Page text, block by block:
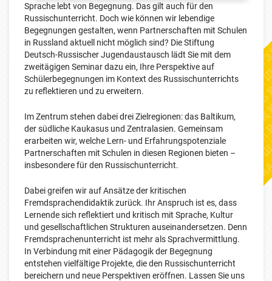
Sprache lebt von Begegnung. Das gilt auch für den
Russischunterricht. Doch wie können wir lebendige
Begegnungen gestalten, wenn Partnerschaften mit Schulen
in Russland aktuell nicht möglich sind? Die Stiftung
Deutsch-Russischer Jugendaustausch lädt Sie mit dem
zweitägigen Seminar dazu ein, Ihre Perspektive auf
Schülerbegegnungen im Kontext des Russischunterrichts
zu reflektieren und zu erweitern.
Im Zentrum stehen dabei drei Zielregionen: das Baltikum,
der südliche Kaukasus und Zentralasien. Gemeinsam
erarbeiten wir, welche Lern- und Erfahrungspotenziale
Partnerschaften mit Schulen in diesen Regionen bieten –
insbesondere für den Russischunterricht.
Dabei greifen wir auf Ansätze der kritischen
Fremdsprachendidaktik zurück. Ihr Anspruch ist es, dass
Lernende sich reflektiert und kritisch mit Sprache, Kultur
und gesellschaftlichen Strukturen auseinandersetzen. Denn
Fremdsprachenunterricht ist mehr als Sprachvermittlung.
In Verbindung mit einer Pädagogik der Begegnung
entstehen vielfältige Projekte, die den Russischunterricht
bereichern und neue Perspektiven eröffnen. Lassen Sie uns